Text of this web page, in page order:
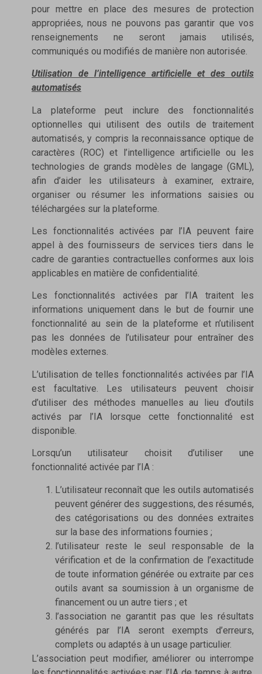
pour mettre en place des mesures de protection
appropriées, nous ne pouvons pas garantir que vos
renseignements ne seront jamais utilisés,
communiqués ou modifiés de manière non autorisée.
Utilisation de l’intelligence artificielle et des outils
automatisés
La plateforme peut inclure des fonctionnalités
optionnelles qui utilisent des outils de traitement
automatisés, y compris la reconnaissance optique de
caractères (ROC) et l’intelligence artificielle ou les
technologies de grands modèles de langage (GML),
afin d’aider les utilisateurs à examiner, extraire,
organiser ou résumer les informations saisies ou
téléchargées sur la plateforme.
Les fonctionnalités activées par l’IA peuvent faire
appel à des fournisseurs de services tiers dans le
cadre de garanties contractuelles conformes aux lois
applicables en matière de confidentialité.
Les fonctionnalités activées par l’IA traitent les
informations uniquement dans le but de fournir une
fonctionnalité au sein de la plateforme et n’utilisent
pas les données de l’utilisateur pour entraîner des
modèles externes.
L’utilisation de telles fonctionnalités activées par l’IA
est facultative. Les utilisateurs peuvent choisir
d’utiliser des méthodes manuelles au lieu d’outils
activés par l’IA lorsque cette fonctionnalité est
disponible.
Lorsqu’un utilisateur choisit d’utiliser une
fonctionnalité activée par l’IA :
L’utilisateur reconnaît que les outils automatisés
peuvent générer des suggestions, des résumés,
des catégorisations ou des données extraites
sur la base des informations fournies ;
l’utilisateur reste le seul responsable de la
vérification et de la confirmation de l’exactitude
de toute information générée ou extraite par ces
outils avant sa soumission à un organisme de
financement ou un autre tiers ; et
l’association ne garantit pas que les résultats
générés par l’IA seront exempts d’erreurs,
complets ou adaptés à un usage particulier.
L’association peut modifier, améliorer ou interrompe